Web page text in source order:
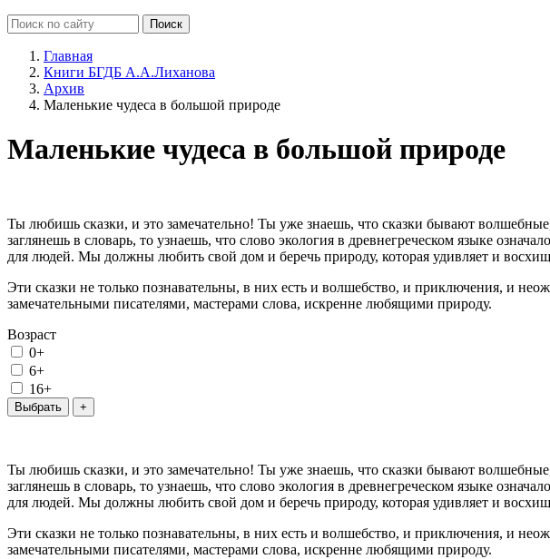
Главная
Книги БГДБ А.А.Лиханова
Архив
Маленькие чудеса в большой природе
Маленькие чудеса в большой природе
Ты любишь сказки, и это замечательно! Ты уже знаешь, что сказки бывают
заглянешь в словарь, то узнаешь, что слово экология в древнегреческом языке
для людей. Мы должны любить свой дом и беречь природу, которая удивляет и
Эти сказки не только познавательны, в них есть и волшебство, и приключения, и
замечательными писателями, мастерами слова, искренне любящими природу.
Возраст
0+
6+
16+
Ты любишь сказки, и это замечательно! Ты уже знаешь, что сказки бывают
заглянешь в словарь, то узнаешь, что слово экология в древнегреческом языке
для людей. Мы должны любить свой дом и беречь природу, которая удивляет и
Эти сказки не только познавательны, в них есть и волшебство, и приключения, и
замечательными писателями, мастерами слова, искренне любящими природу.